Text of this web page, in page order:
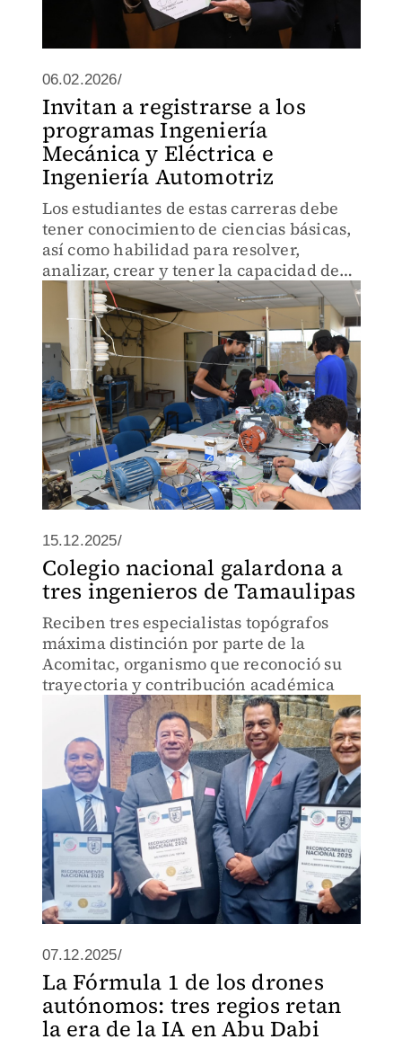
06.02.2026/
Invitan a registrarse a los
programas Ingeniería
Mecánica y Eléctrica e
Ingeniería Automotriz
Los estudiantes de estas carreras debe
tener conocimiento de ciencias básicas,
así como habilidad para resolver,
analizar, crear y tener la capacidad de
trabajar en equipo.
15.12.2025/
Colegio nacional galardona a
tres ingenieros de Tamaulipas
Reciben tres especialistas topógrafos
máxima distinción por parte de la
Acomitac, organismo que reconoció su
trayectoria y contribución académica
07.12.2025/
La Fórmula 1 de los drones
autónomos: tres regios retan
la era de la IA en Abu Dabi